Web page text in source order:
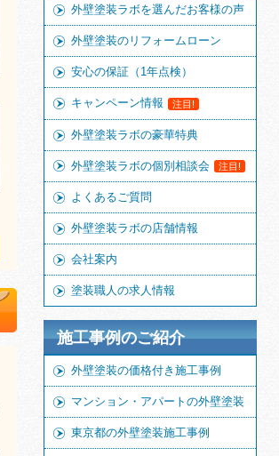
外壁塗装ラボを選んだお客様の声
外壁塗装のリフォームローン
安心の保証（1年点検）
キャンペーン情報 注目!
外壁塗装ラボの豪華特典
外壁塗装ラボの個別相談会 注目!
よくあるご質問
外壁塗装ラボの店舗情報
会社案内
塗装職人の求人情報
施工事例のご紹介
外壁塗装の価格付き施工事例
マンション・アパートの外壁塗装
東京都の外壁塗装施工事例